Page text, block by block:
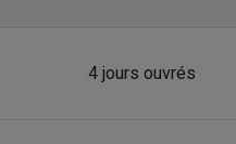
4 jours ouvrés